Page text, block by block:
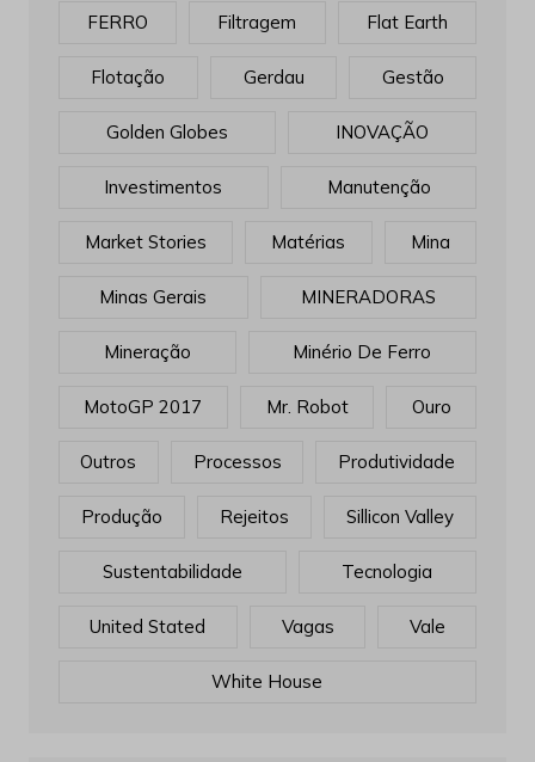
FERRO Filtragem Flat Earth
Flotação Gerdau Gestão
Golden Globes INOVAÇÃO
Investimentos Manutenção
Market Stories Matérias Mina
Minas Gerais MINERADORAS
Mineração Minério De Ferro
MotoGP 2017 Mr. Robot Ouro
Outros Processos Produtividade
Produção Rejeitos Sillicon Valley
Sustentabilidade Tecnologia
United Stated Vagas Vale
White House